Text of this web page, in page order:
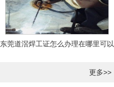
东莞道滘焊工证怎么办理在哪里可以
更多>>